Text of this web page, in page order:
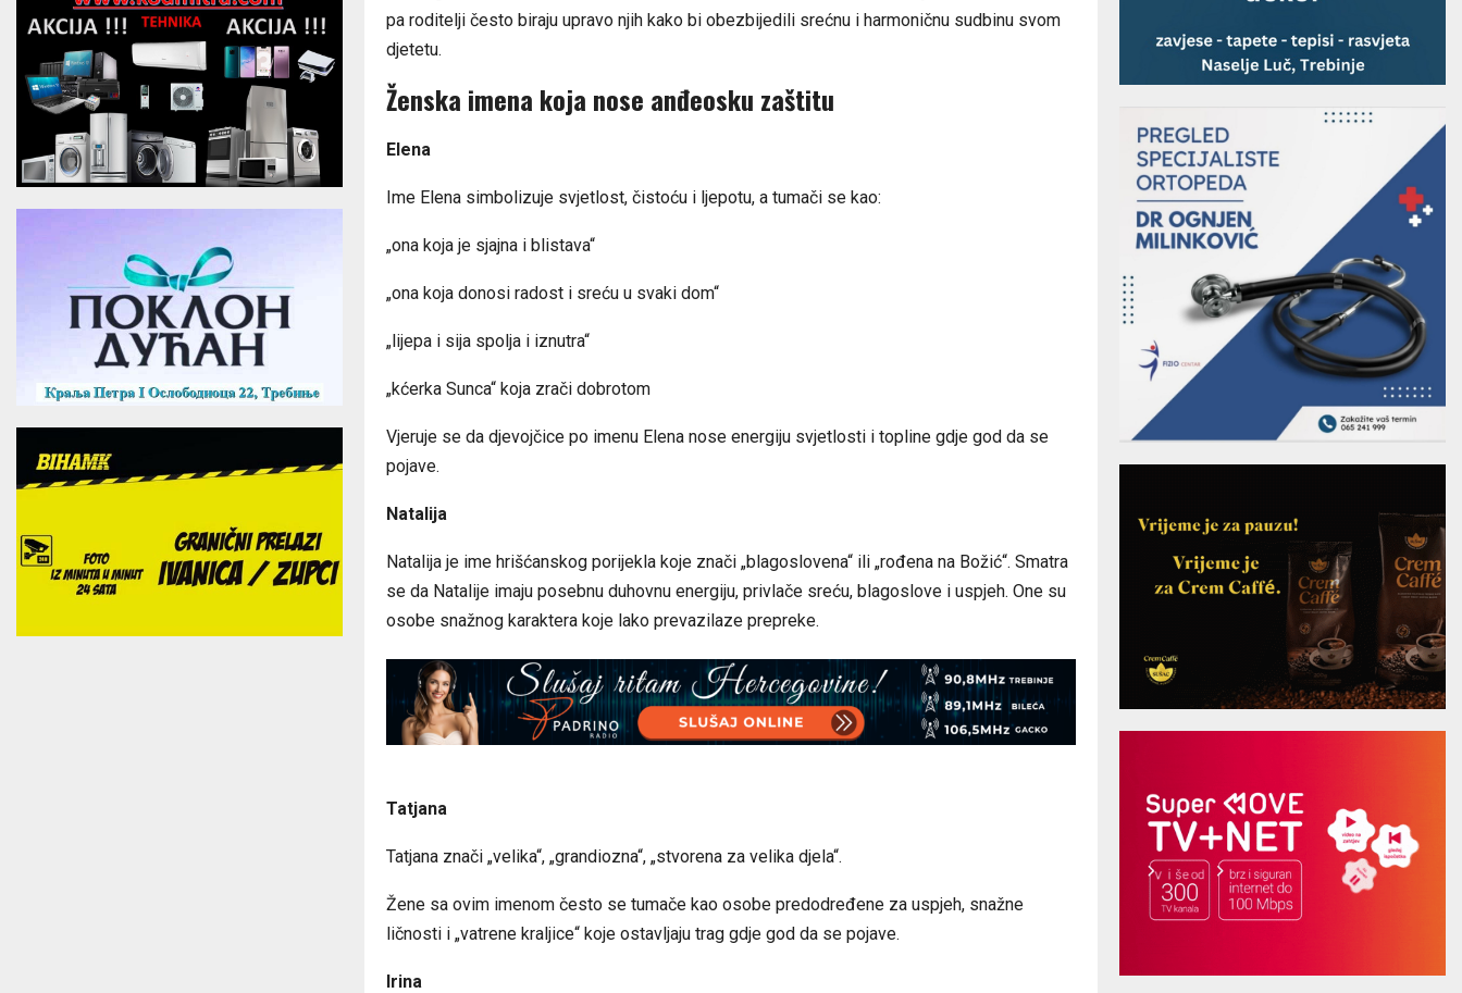
pa roditelji često biraju upravo njih kako bi obezbijedili srećnu i harmoničnu sudbinu svom
djetetu.
Ženska imena koja nose anđeosku zaštitu
Elena
Ime Elena simbolizuje svjetlost, čistoću i ljepotu, a tumači se kao:
„ona koja je sjajna i blistava“
„ona koja donosi radost i sreću u svaki dom“
„lijepa i sija spolja i iznutra“
„kćerka Sunca“ koja zrači dobrotom
Vjeruje se da djevojčice po imenu Elena nose energiju svjetlosti i topline gdje god da se
pojave.
Natalija
Natalija je ime hrišćanskog porijekla koje znači „blagoslovena“ ili „rođena na Božić“. Smatra
se da Natalije imaju posebnu duhovnu energiju, privlače sreću, blagoslove i uspjeh. One su
osobe snažnog karaktera koje lako prevazilaze prepreke.
Tatjana
Tatjana znači „velika“, „grandiozna“, „stvorena za velika djela“.
Žene sa ovim imenom često se tumače kao osobe predodređene za uspjeh, snažne
ličnosti i „vatrene kraljice“ koje ostavljaju trag gdje god da se pojave.
Irina